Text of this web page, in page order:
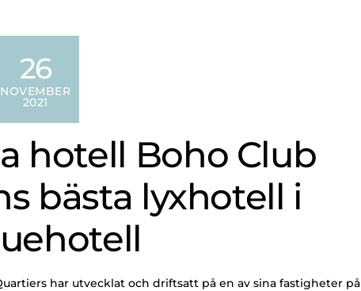
26
NOVEMBER
2021
hotell Boho Club
bästa lyxhotell i
har utvecklat och driftsatt på en av sina fastigheter på